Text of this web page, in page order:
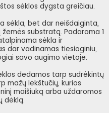
sėklos dygsta greičiau.
sėkla, bet dar neišdaiginta,
substratą. Padaroma 1
sėkla ir
dar vadinamas tiesioginiu,
savo augimo vietoje.
dedamos tarp sudrėkintų
mažų lėkštučių, kurios
maišiuką arba uždaromos
dėklą.